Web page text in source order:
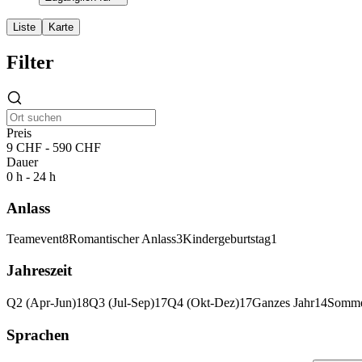
Liste Karte
Filter
Preis
9 CHF - 590 CHF
Dauer
0 h - 24 h
Anlass
Teamevent8Romantischer Anlass3Kindergeburtstag1
Jahreszeit
Q2 (Apr-Jun)18Q3 (Jul-Sep)17Q4 (Okt-Dez)17Ganzes Jahr14
Sprachen